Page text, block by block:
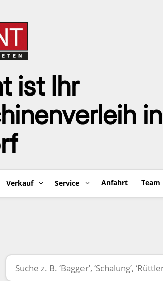
ist Ihr
in
Verkauf Service Anfahrt Team